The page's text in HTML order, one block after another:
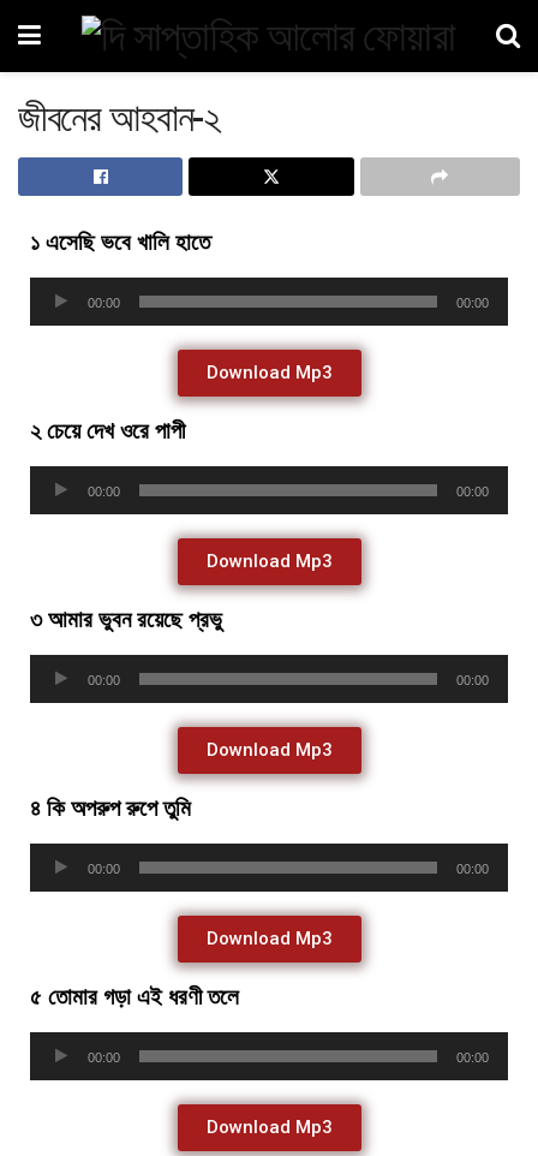
জীবনের আহবান-২
১ এসেছি ভবে খালি হাতে
00:00 00:00
Download Mp3
২ চেয়ে দেখ ওরে পাপী
00:00 00:00
Download Mp3
৩ আমার ভুবন রয়েছে প্রভু
00:00 00:00
Download Mp3
৪ কি অপরুপ রুপে তুমি
00:00 00:00
Download Mp3
৫ তোমার গড়া এই ধরণী তলে
00:00 00:00
Download Mp3